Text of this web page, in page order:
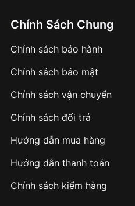
khi nhận hàng hoặc
hàng nhanh chóng
hủy đơn không mong
Chính Sách Chung
Chính sách bảo hành
Chính sách bảo mật
Chính sách vận chuyển
Chính sách đổi trả
Hướng dẫn mua hàng
Hướng dẫn thanh toán
Chính sách kiểm hàng